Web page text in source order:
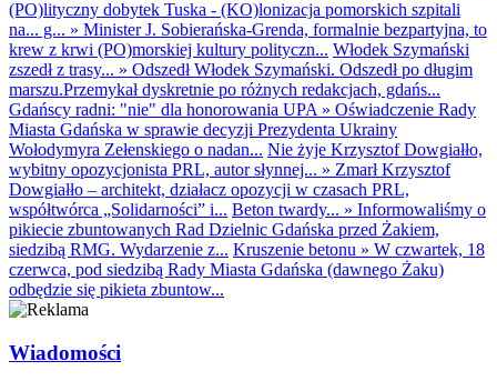
(PO)lityczny dobytek Tuska - (KO)lonizacja pomorskich szpitali
na... g... » Minister J. Sobierańska-Grenda, formalnie bezpartyjna, to
krew z krwi (PO)morskiej kultury polityczn... Włodek Szymański
zszedł z trasy... » Odszedł Włodek Szymański. Odszedł po długim
marszu.Przemykał dyskretnie po różnych redakcjach, gdańs...
Gdańscy radni: "nie" dla honorowania UPA » Oświadczenie Rady
Miasta Gdańska w sprawie decyzji Prezydenta Ukrainy
Wołodymyra Zełenskiego o nadan... Nie żyje Krzysztof Dowgiałło,
wybitny opozycjonista PRL, autor słynnej... » Zmarł Krzysztof
Dowgiałło – architekt, działacz opozycji w czasach PRL,
współtwórca „Solidarności” i... Beton twardy... » Informowaliśmy o
pikiecie zbuntowanych Rad Dzielnic Gdańska przed Żakiem,
siedzibą RMG. Wydarzenie z... Kruszenie betonu » W czwartek, 18
czerwca, pod siedzibą Rady Miasta Gdańska (dawnego Żaku)
odbędzie się pikieta zbuntow...
Wiadomości